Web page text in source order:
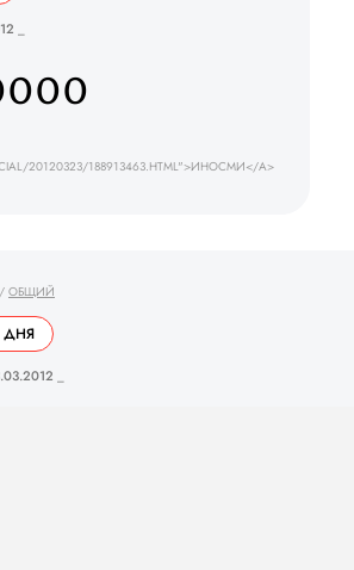
_
20120323/188913463.HTML">ИНОСМИ</A>
/ ОБЩИЙ
_